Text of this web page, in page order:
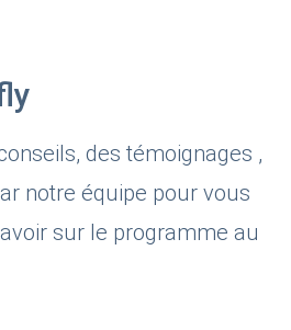
des témoignages ,
notre équipe pour vous
sur le programme au